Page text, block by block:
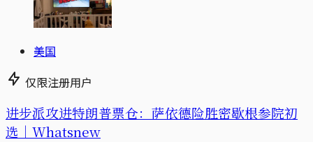
美国
仅限注册用户
进步派攻进特朗普票仓：萨依德险胜密歇根参院初
选｜Whatsnew